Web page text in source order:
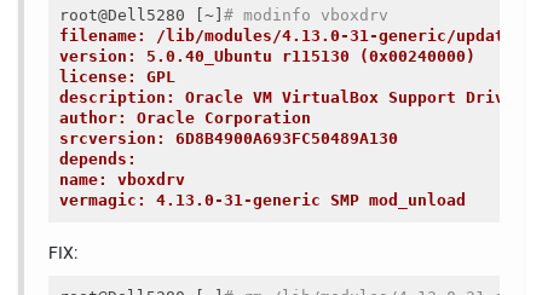
root@Dell5280 [~]# modinfo vboxdrv
filename: /lib/modules/4.13.0-31-generic/updates/
version: 5.0.40_Ubuntu r115130 (0x00240000)
license: GPL
description: Oracle VM VirtualBox Support Driver
author: Oracle Corporation
srcversion: 6D8B4900A693FC50489A130
depends:
name: vboxdrv
vermagic: 4.13.0-31-generic SMP mod_unload
FIX: